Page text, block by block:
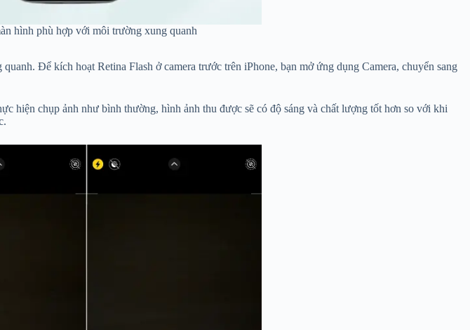
hình phù hợp với môi trường xung quanh
Để kích hoạt Retina Flash ở camera trước trên iPhone, bạn mở ứng dụng Camera, chuyển sang
hiện chụp ảnh như bình thường, hình ảnh thu được sẽ có độ sáng và chất lượng tốt hơn so với khi